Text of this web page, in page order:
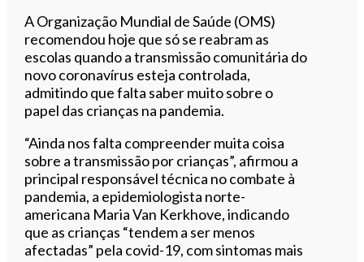
Ouvir este artigo
A Organização Mundial de Saúde (OMS)
recomendou hoje que só se reabram as
escolas quando a transmissão comunitária do
novo coronavírus esteja controlada,
admitindo que falta saber muito sobre o
papel das crianças na pandemia.
“Ainda nos falta compreender muita coisa
sobre a transmissão por crianças”, afirmou a
principal responsável técnica no combate à
pandemia, a epidemiologista norte-
americana Maria Van Kerkhove, indicando
que as crianças “tendem a ser menos
afectadas” pela covid-19, com sintomas mais